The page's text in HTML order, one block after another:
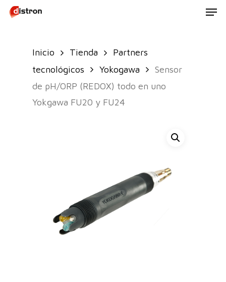
Skip
Inicio Tienda
Partners
tecnológicos
Yokogawa
Sensor
de pH/ORP (REDOX) todo en uno
Yokgawa FU20 y FU24